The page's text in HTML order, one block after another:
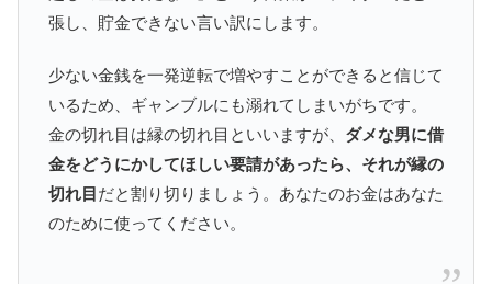
張し、貯金できない言い訳にします。
少ない金銭を一発逆転で増やすことができると信じて
いるため、ギャンブルにも溺れてしまいがちです。
金の切れ目は縁の切れ目といいますが、 ダメな男に借
金をどうにかしてほしい要請があったら、それが縁の
切れ目 だと割り切りましょう。あなたのお金はあなた
のために使ってください。